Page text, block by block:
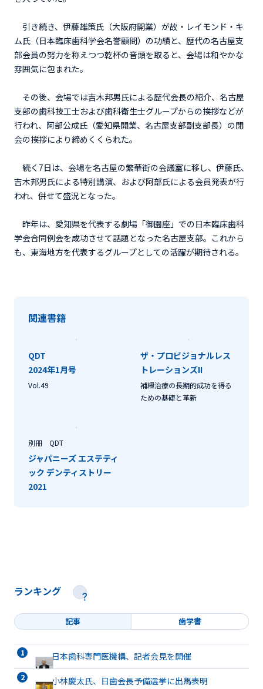
引き続き、伊藤雄策氏（大阪府開業）が故・レイモンド・キ
ム氏（日本臨床歯科学会名誉顧問）の功績と、歴代の名古屋支
部会員の努力を称えつつ乾杯の音頭を取ると、会場は和やかな
雰囲気に包まれた。
その後、会場では吉木邦男氏による歴代会長の紹介、名古屋
支部の歯科技工士および歯科衛生士グループからの挨拶などが
行われ、阿部公成氏（愛知県開業、名古屋支部副支部長）の閉
会の挨拶により締めくくられた。
続く7日は、会場を名古屋の繁華街の会議室に移し、伊藤氏、
吉木邦男氏による特別講演、および阿部氏による会員発表が行
われ、併せて盛況となった。
昨年は、愛知県を代表する劇場「御園座」での日本臨床歯科
学会合同例会を成功させて話題となった名古屋支部。これから
も、東海地方を代表するグループとしての活躍が期待される。
関連書籍
QDT
2024年1月号
Vol.49
ザ・プロビジョナルレス
トレーションズII
補綴治療の長期的成功を得る
ための基礎と革新
別冊 QDT
ジャパニーズ エステティ
ック デンティストリー
2021
ランキング
記事 歯学書
日本歯科専門医機構、記者会見を開催
小林慶太氏、日歯会長予備選挙に出馬表明